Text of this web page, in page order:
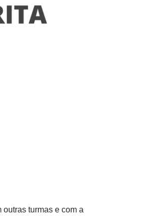
turmas e com a